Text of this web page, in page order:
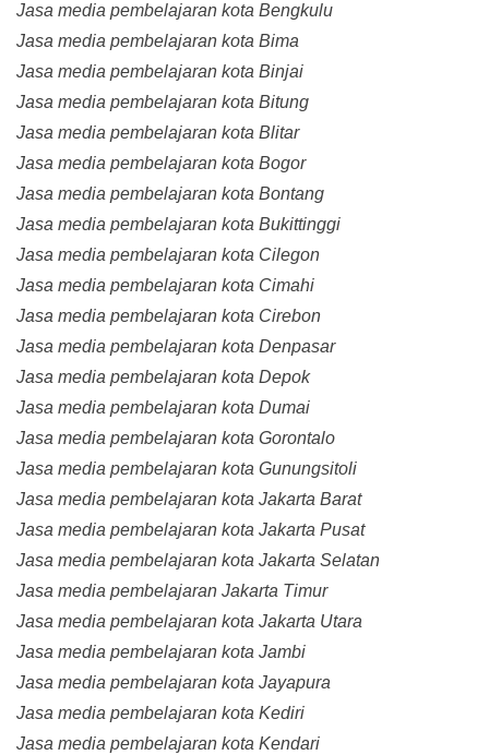
Jasa media pembelajaran kota Bengkulu
Jasa media pembelajaran kota Bima
Jasa media pembelajaran kota Binjai
Jasa media pembelajaran kota Bitung
Jasa media pembelajaran kota Blitar
Jasa media pembelajaran kota Bogor
Jasa media pembelajaran kota Bontang
Jasa media pembelajaran kota Bukittinggi
Jasa media pembelajaran kota Cilegon
Jasa media pembelajaran kota Cimahi
Jasa media pembelajaran kota Cirebon
Jasa media pembelajaran kota Denpasar
Jasa media pembelajaran kota Depok
Jasa media pembelajaran kota Dumai
Jasa media pembelajaran kota Gorontalo
Jasa media pembelajaran kota Gunungsitoli
Jasa media pembelajaran kota Jakarta Barat
Jasa media pembelajaran kota Jakarta Pusat
Jasa media pembelajaran kota Jakarta Selatan
Jasa media pembelajaran Jakarta Timur
Jasa media pembelajaran kota Jakarta Utara
Jasa media pembelajaran kota Jambi
Jasa media pembelajaran kota Jayapura
Jasa media pembelajaran kota Kediri
Jasa media pembelajaran kota Kendari